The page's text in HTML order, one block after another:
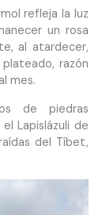
refleja la luz
un rosa
al atardecer,
razón
mes.
de piedras
Lapislázuli de
del Tíbet,